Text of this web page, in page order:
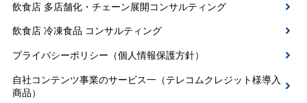
飲食店 多店舗化・チェーン展開コンサルティング
飲食店 冷凍食品 コンサルティング
プライバシーポリシー（個人情報保護方針）
自社コンテンツ事業のサービス一（テレコムクレジット様導入
商品）